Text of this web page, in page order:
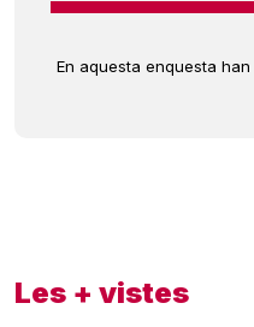
En aquesta enquesta
Les + vistes